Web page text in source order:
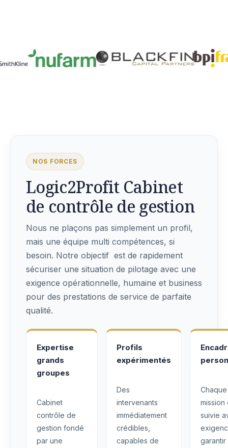
NOS FORCES
Logic2Profit Cabinet
de contrôle de gestion
Nous ne plaçons pas simplement un profil,
mais une équipe multi compétences, si
besoin. Notre objectif est de rapidement
sécuriser une situation de pilotage avec une
exigence opérationnelle, humaine et business
pour des prestations de service de parfaite
qualité.
Expertise
grands
groupes
Cabinet
contrôle de
gestion fondé
par une
Profils
expérimentés
Des
intervenants
immédiatement
crédibles,
capables de
Chaque
mission
suivie
garantir